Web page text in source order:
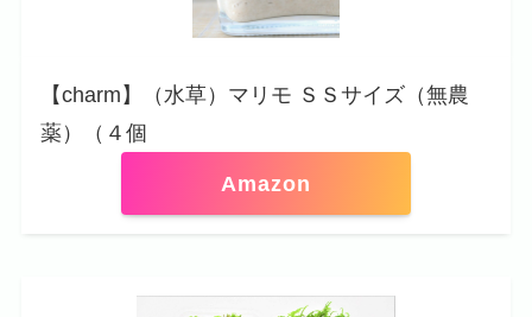
【charm】（水草）マリモ ＳＳサイズ（無農
薬）（４個
Amazon